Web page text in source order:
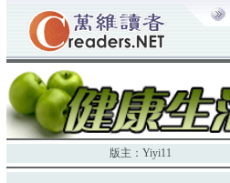
版主： Yiyi11